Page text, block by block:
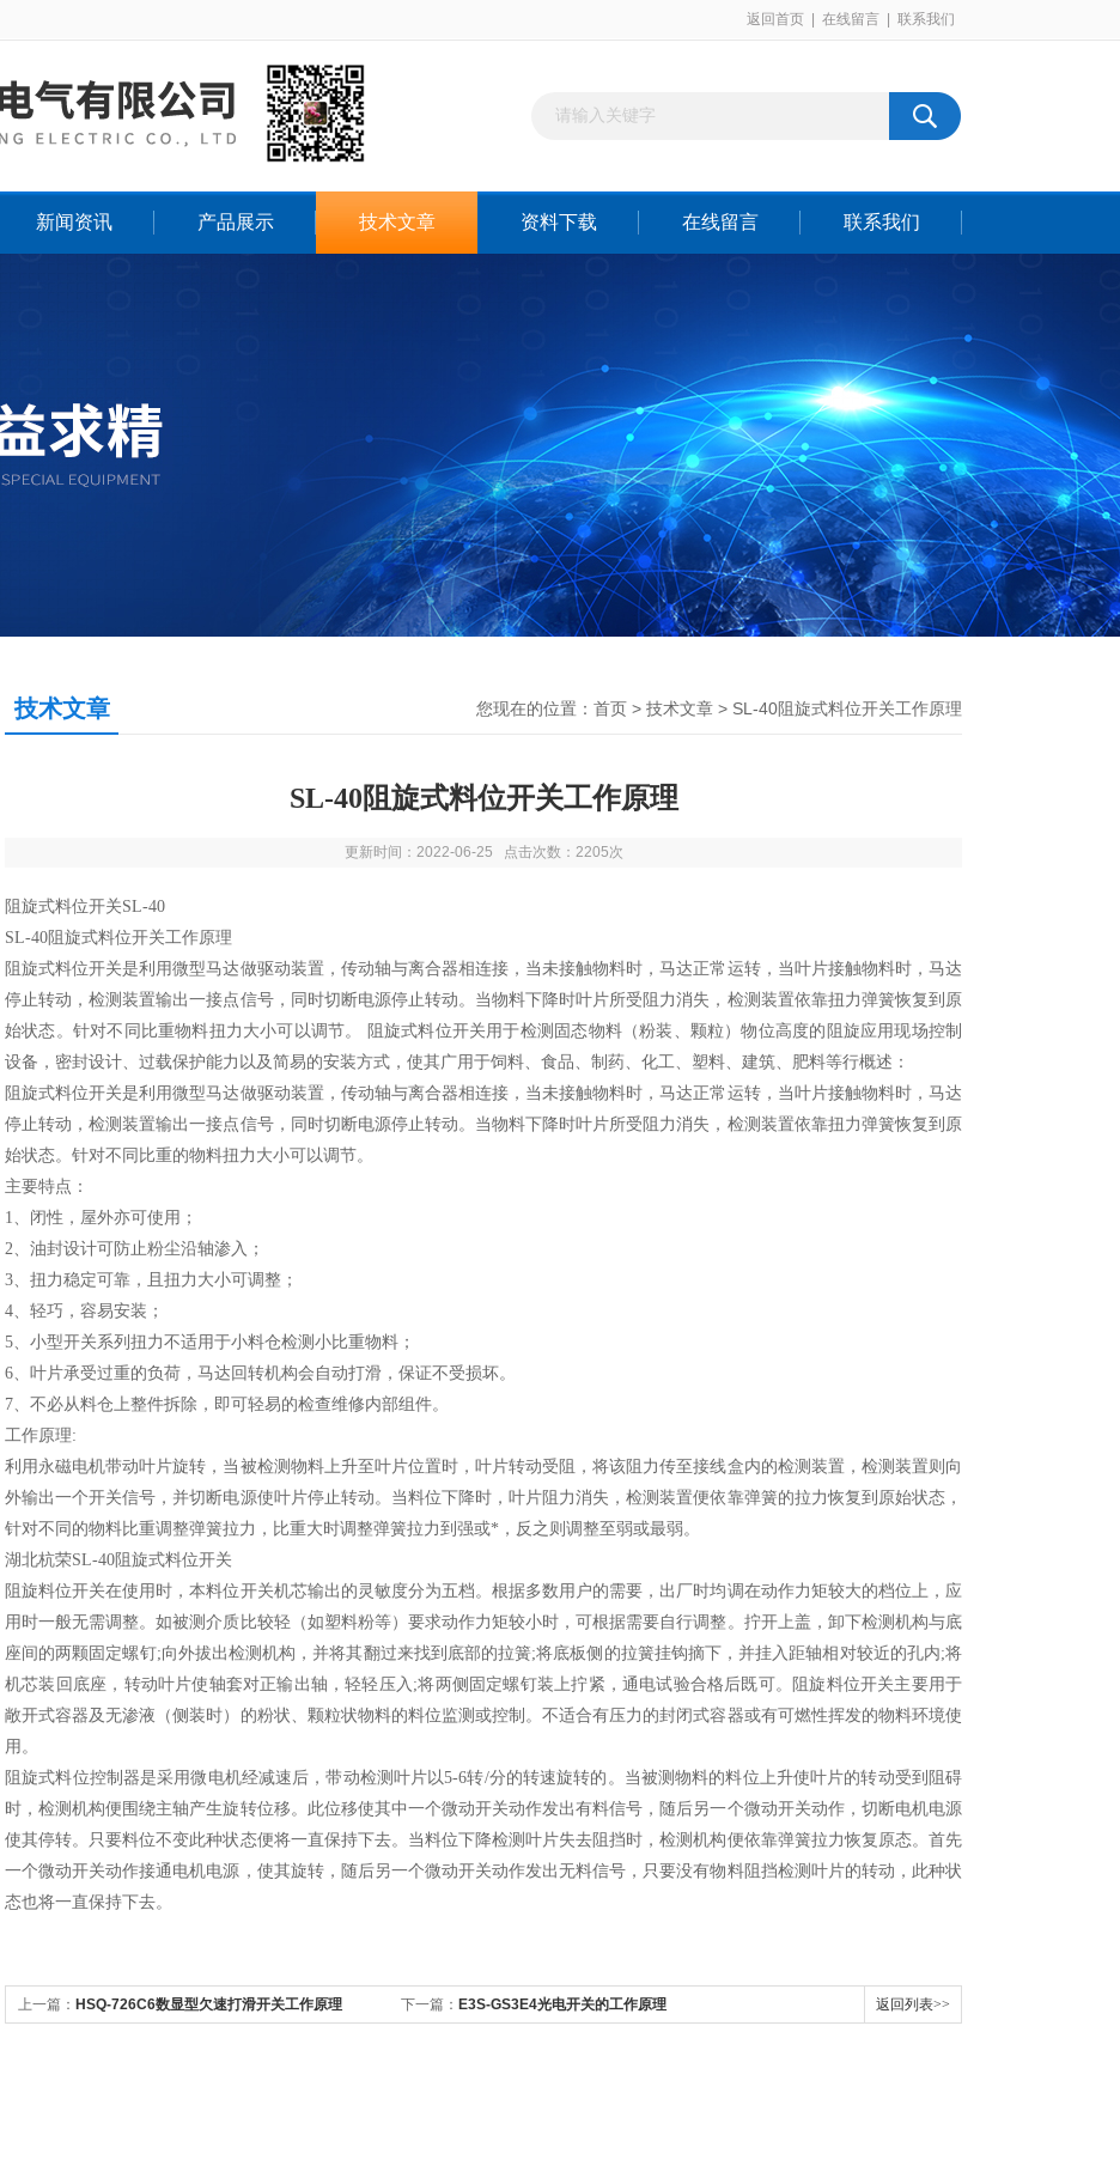
返回首页 在线留言 联系我们
新闻资讯 产品展示 技术文章 资料下载 在线留言 联系我们
技术文章 您现在的位置： 首页 > 技术文章 > SL-40阻旋式料位开关工作原理
SL-40阻旋式料位开关工作原理
更新时间：2022-06-25 点击次数：2205次
阻旋式料位开关SL-40
SL-40阻旋式料位开关工作原理
阻旋式料位开关是利用微型马达做驱动装置，传动轴与离合器相连接，当未接触物料时，马达正常运转，当叶片接触物料时，马达
停止转动，检测装置输出一接点信号，同时切断电源停止转动。当物料下降时叶片所受阻力消失，检测装置依靠扭力弹簧恢复到原
始状态。针对不同比重物料扭力大小可以调节。 阻旋式料位开关用于检测固态物料（粉装、颗粒）物位高度的阻旋应用现场控制
设备，密封设计、过载保护能力以及简易的安装方式，使其广用于饲料、食品、制药、化工、塑料、建筑、肥料等行概述：
阻旋式料位开关是利用微型马达做驱动装置，传动轴与离合器相连接，当未接触物料时，马达正常运转，当叶片接触物料时，马达
停止转动，检测装置输出一接点信号，同时切断电源停止转动。当物料下降时叶片所受阻力消失，检测装置依靠扭力弹簧恢复到原
始状态。针对不同比重的物料扭力大小可以调节。
主要特点：
1、闭性，屋外亦可使用；
2、油封设计可防止粉尘沿轴渗入；
3、扭力稳定可靠，且扭力大小可调整；
4、轻巧，容易安装；
5、小型开关系列扭力不适用于小料仓检测小比重物料；
6、叶片承受过重的负荷，马达回转机构会自动打滑，保证不受损坏。
7、不必从料仓上整件拆除，即可轻易的检查维修内部组件。
工作原理:
利用永磁电机带动叶片旋转，当被检测物料上升至叶片位置时，叶片转动受阻，将该阻力传至接线盒内的检测装置，检测装置则向
外输出一个开关信号，并切断电源使叶片停止转动。当料位下降时，叶片阻力消失，检测装置便依靠弹簧的拉力恢复到原始状态，
针对不同的物料比重调整弹簧拉力，比重大时调整弹簧拉力到强或*，反之则调整至弱或最弱。
湖北杭荣SL-40阻旋式料位开关
阻旋料位开关在使用时，本料位开关机芯输出的灵敏度分为五档。根据多数用户的需要，出厂时均调在动作力矩较大的档位上，应
用时一般无需调整。如被测介质比较轻（如塑料粉等）要求动作力矩较小时，可根据需要自行调整。拧开上盖，卸下检测机构与底
座间的两颗固定螺钉;向外拔出检测机构，并将其翻过来找到底部的拉簧;将底板侧的拉簧挂钩摘下，并挂入距轴相对较近的孔内;将
机芯装回底座，转动叶片使轴套对正输出轴，轻轻压入;将两侧固定螺钉装上拧紧，通电试验合格后既可。阻旋料位开关主要用于
敞开式容器及无渗液（侧装时）的粉状、颗粒状物料的料位监测或控制。不适合有压力的封闭式容器或有可燃性挥发的物料环境使
用。
阻旋式料位控制器是采用微电机经减速后，带动检测叶片以5-6转/分的转速旋转的。当被测物料的料位上升使叶片的转动受到阻碍
时，检测机构便围绕主轴产生旋转位移。此位移使其中一个微动开关动作发出有料信号，随后另一个微动开关动作，切断电机电源
使其停转。只要料位不变此种状态便将一直保持下去。当料位下降检测叶片失去阻挡时，检测机构便依靠弹簧拉力恢复原态。首先
一个微动开关动作接通电机电源，使其旋转，随后另一个微动开关动作发出无料信号，只要没有物料阻挡检测叶片的转动，此种状
态也将一直保持下去。
上一篇： HSQ-726C6数显型欠速打滑开关工作原理 下一篇： E3S-GS3E4光电开关的工作原理 返回列表>>